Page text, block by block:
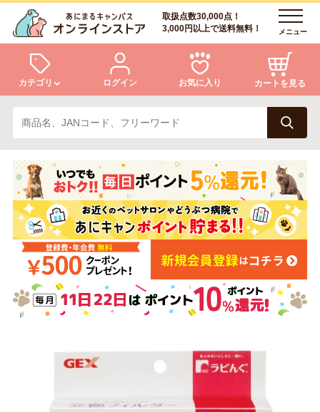
取扱点数30,000点！
3,000円以上で送料無料！
メニュー
カテゴリ
犬 猫
小動物・鳥 アクア・爬虫類・昆虫
ドッグフード キャットフード
美容・ケア用品 服・おさんぽ用品
日用品（デイリー） リビング雑貨
トリマーグッズ シニアサポート
ログイン お気に入り カートを見る
ログイン
会員登録
あにまるキャンパスについて
アフターサービス
商品リクエスト
お問い合わせ